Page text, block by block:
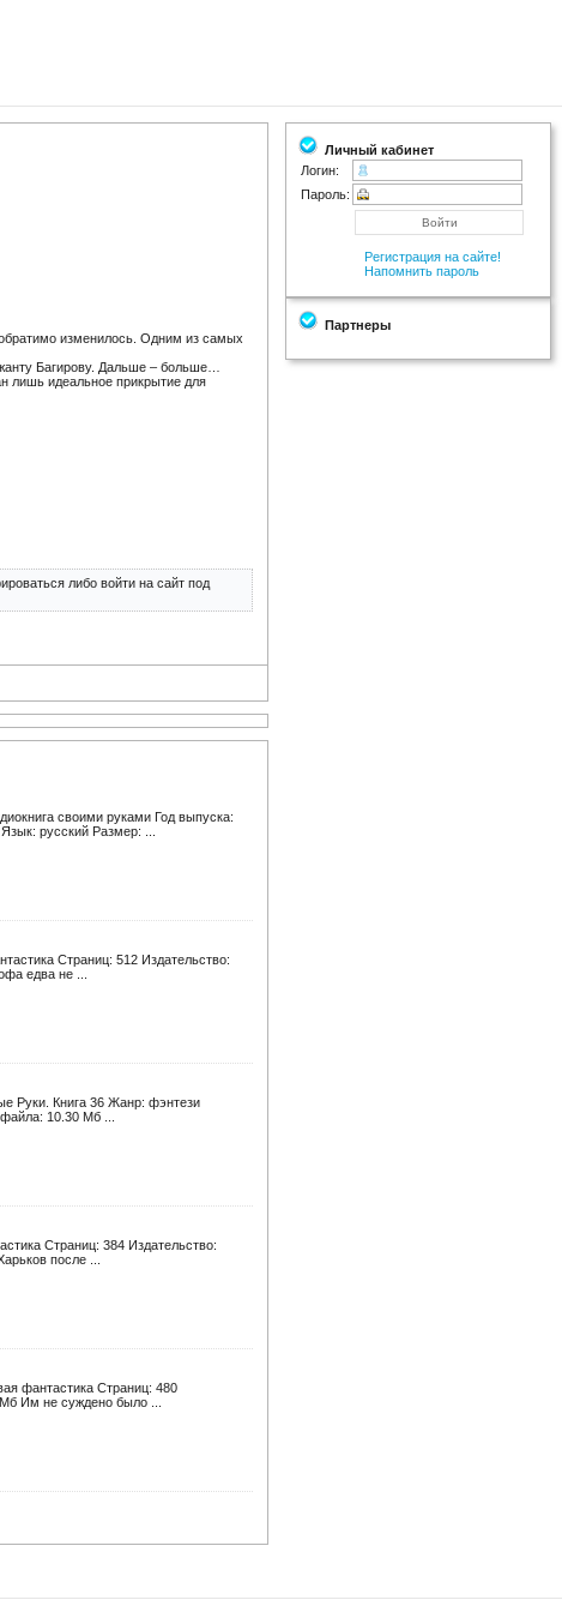
изменилось. Одним из самых
Багирову. Дальше – больше…
лишь идеальное прикрытие для
либо войти на сайт под
своими руками Год выпуска:
русский Размер: ...
Страниц: 512 Издательство:
едва не ...
Руки. Книга 36 Жанр: фэнтези
10.30 Мб ...
Страниц: 384 Издательство:
после ...
фантастика Страниц: 480
Им не суждено было ...
Личный кабинет
Логин:
Пароль:
Регистрация на сайте!
Напомнить пароль
Партнеры